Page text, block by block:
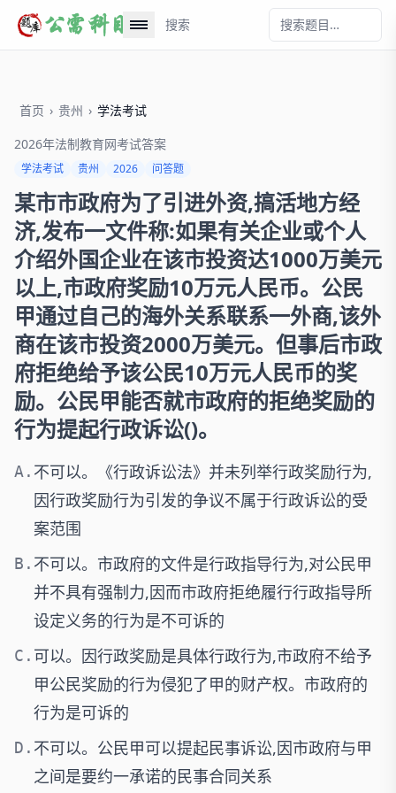
搜索
首页 › 贵州 › 学法考试
2026年法制教育网考试答案
学法考试 贵州 2026 问答题
某市市政府为了引进外资,搞活地方经
济,发布一文件称:如果有关企业或个人
介绍外国企业在该市投资达1000万美元
以上,市政府奖励10万元人民币。公民
甲通过自己的海外关系联系一外商,该外
商在该市投资2000万美元。但事后市政
府拒绝给予该公民10万元人民币的奖
励。公民甲能否就市政府的拒绝奖励的
行为提起行政诉讼()。
A. 不可以。《行政诉讼法》并未列举行政奖励行为,
因行政奖励行为引发的争议不属于行政诉讼的受
案范围
B. 不可以。市政府的文件是行政指导行为,对公民甲
并不具有强制力,因而市政府拒绝履行行政指导所
设定义务的行为是不可诉的
C. 可以。因行政奖励是具体行政行为,市政府不给予
甲公民奖励的行为侵犯了甲的财产权。市政府的
行为是可诉的
D. 不可以。公民甲可以提起民事诉讼,因市政府与甲
之间是要约一承诺的民事合同关系